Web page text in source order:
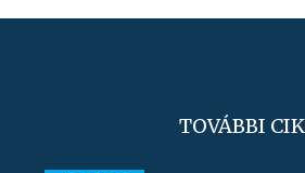
TOVÁBBI